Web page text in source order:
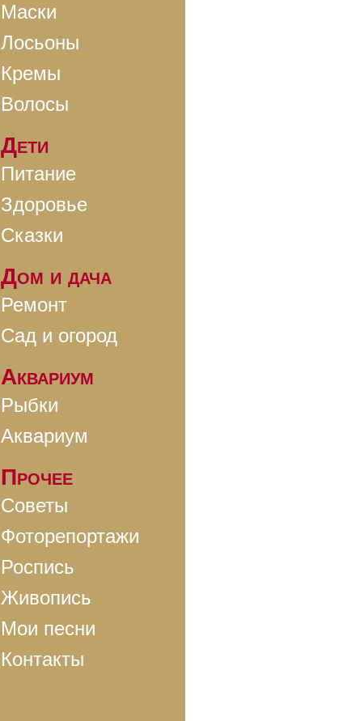
Маски
Лосьоны
Кремы
Волосы
Дети
Питание
Здоровье
Сказки
Дом и дача
Ремонт
Сад и огород
Аквариум
Рыбки
Аквариум
Прочее
Советы
Фоторепортажи
Роспись
Живопись
Мои песни
Контакты